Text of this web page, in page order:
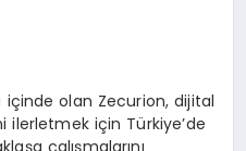
içinde olan Zecurion, dijital
için Türkiye’de